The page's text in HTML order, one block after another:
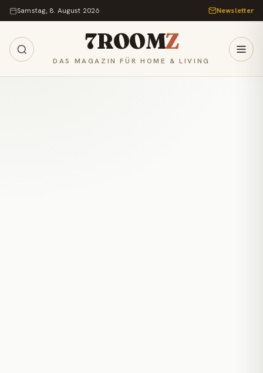
Zum Inhalt springen
Samstag, 8. August 2026 Newsletter
7ROOMZ
DAS MAGAZIN FÜR HOME & LIVING